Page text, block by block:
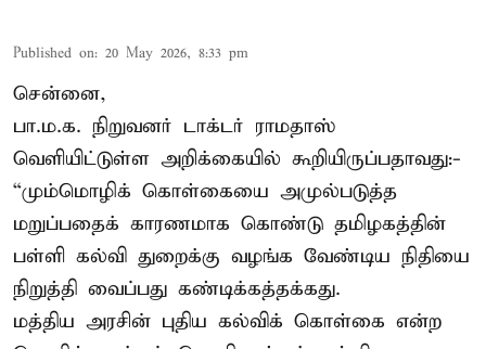
Published on: 20 May 2026, 8:33 pm
சென்னை,
பா.ம.க. நிறுவனர் டாக்டர் ராமதாஸ்
வெளியிட்டுள்ள அறிக்கையில் கூறியிருப்பதாவது:-
“மும்மொழிக் கொள்கையை அமுல்படுத்த
மறுப்பதைக் காரணமாக கொண்டு தமிழகத்தின்
பள்ளி கல்வி துறைக்கு வழங்க வேண்டிய நிதியை
நிறுத்தி வைப்பது கண்டிக்கத்தக்கது.
மத்திய அரசின் புதிய கல்விக் கொள்கை என்ற